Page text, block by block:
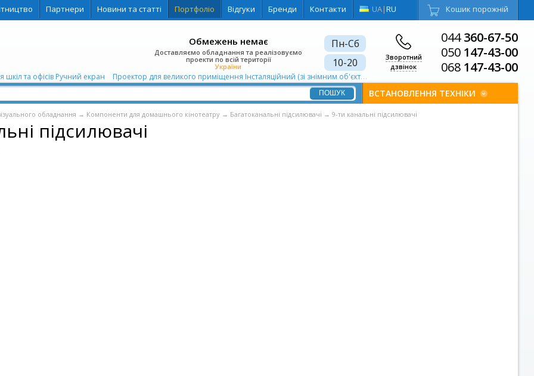
Партнери Новини та статті Портфоліо Відгуки Бренди Контакти UA|RU Кошик порожній
044360-67-50
050 147-43-00
068 147-43-00
Зворотний
дзвінок
Пн-Сб
10-20
Обмежень немає
Доставляємо обладнання та реалізовуємо
проекти по всій території
України
шкіл та офісів Ручний екран Проектор для великого приміщення Інсталяційний (зі знімним об'єктивом)
ВСТАНОВЛЕННЯ ТЕХНІКИ
обладнання → Компоненти для домашнього кінотеатру → Багатоканальні підсилювачі → 9-ти канальні підсилювачі
підсилювачі